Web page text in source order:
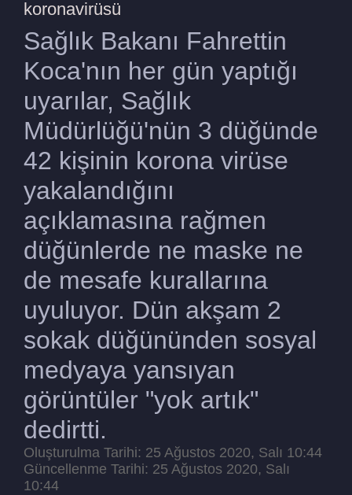
koronavirüsü
Sağlık Bakanı Fahrettin
Koca'nın her gün yaptığı
uyarılar, Sağlık
Müdürlüğü'nün 3 düğünde
42 kişinin korona virüse
yakalandığını
açıklamasına rağmen
düğünlerde ne maske ne
de mesafe kurallarına
uyuluyor. Dün akşam 2
sokak düğününden sosyal
medyaya yansıyan
görüntüler "yok artık"
dedirtti.
Oluşturulma Tarihi: 25 Ağustos 2020, Salı 10:44
Güncellenme Tarihi: 25 Ağustos 2020, Salı
10:44